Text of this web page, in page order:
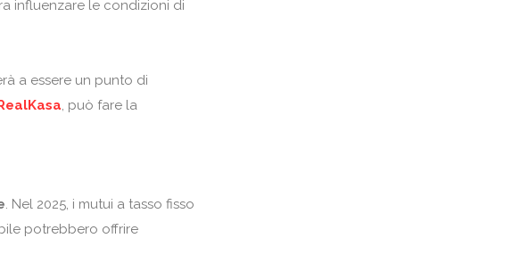
influenzare le condizioni di
a essere un punto di
, può fare la
. Nel 2025, i mutui a tasso fisso
potrebbero offrire